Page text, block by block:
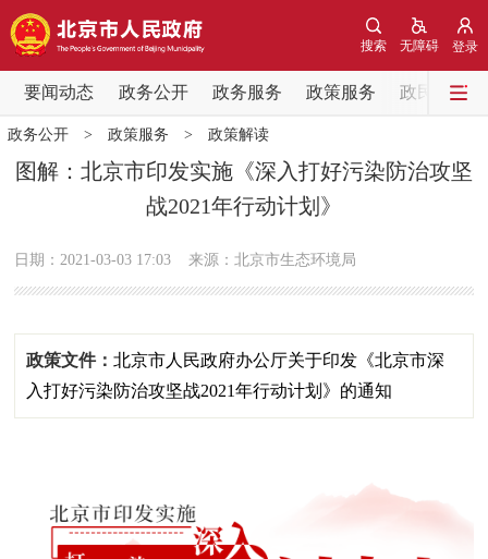
登录
无障碍
搜索
要闻动态 政务公开 政务服务 政策服务 政民互动
要闻动态
党中央精神 国务院信息
会议信息
市领导 机构职能 政策服务
决策公开
政务公开> 政策服务 > 政策解读
图解：北京市印发实施《深入打好污染防治攻坚
战2021年行动计划》
日期：2021-03-03 17:03 来源：北京市生态环境局
政策文件：北京市人民政府办公厅关于印发《北京市深
入打好污染防治攻坚战2021年行动计划》的通知